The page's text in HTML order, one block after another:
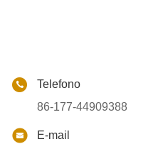
Telefono
86-177-44909388
E-mail